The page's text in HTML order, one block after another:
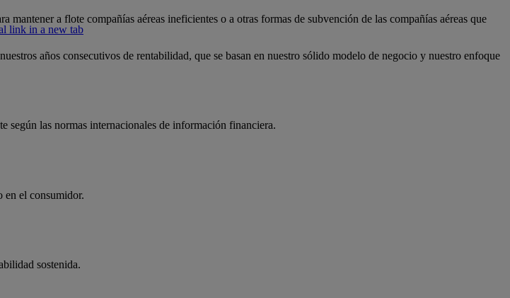
link in a new tab
a flote compañías aéreas ineficientes o a otras formas de subvención de las compañías aéreas que
años consecutivos de rentabilidad, que se basan en nuestro sólido modelo de negocio y nuestro enfoque
según las normas internacionales de información financiera.
en el consumidor.
sostenida.